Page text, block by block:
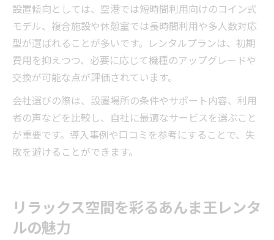
設置傾向としては、空港では短時間利用向けのコイン式
モデル、複合施設や休憩室では長時間利用や多人数対応
型が選ばれることが多いです。レンタルプランは、初期
費用を抑えつつ、必要に応じて機種のアップグレードや
交換が可能な点が評価されています。
会社選びの際は、設置場所の条件やサポート内容、利用
者の声などを比較し、自社に最適なサービスを選ぶこと
が重要です。導入事例や口コミを参考にすることで、失
敗を避けることができます。
リラックス空間を彩るあんま王レンタ
ルの魅力